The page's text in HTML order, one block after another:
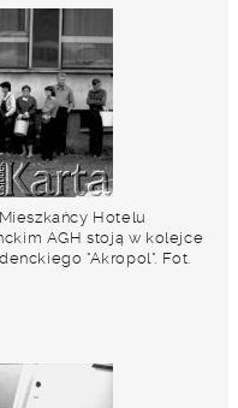
Hotelu
AGH stoją w kolejce
"Akropol". Fot.